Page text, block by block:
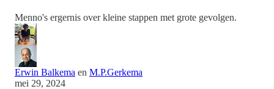
Menno's ergernis over kleine stappen met grote gevolgen.
Erwin Balkema en M.P.Gerkema
mei 29, 2024